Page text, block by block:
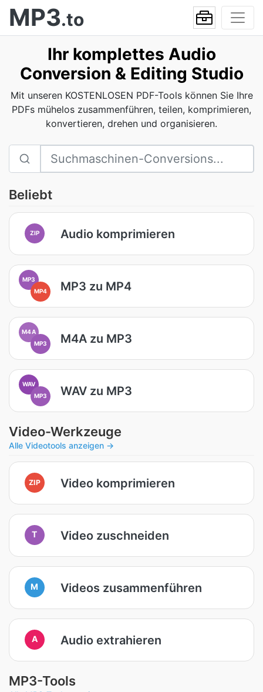
MP3.to
Ihr komplettes Audio
Conversion & Editing Studio
Mit unseren KOSTENLOSEN PDF-Tools können Sie Ihre
PDFs mühelos zusammenführen, teilen, komprimieren,
konvertieren, drehen und organisieren.
Beliebt
ZIP Audio komprimieren
MP3
MP4
MP3 zu MP4
M4A
MP3
M4A zu MP3
WAV
MP3
WAV zu MP3
Video-Werkzeuge
Alle Videotools anzeigen →
ZIP Video komprimieren
T Video zuschneiden
M Videos zusammenführen
A Audio extrahieren
MP3-Tools